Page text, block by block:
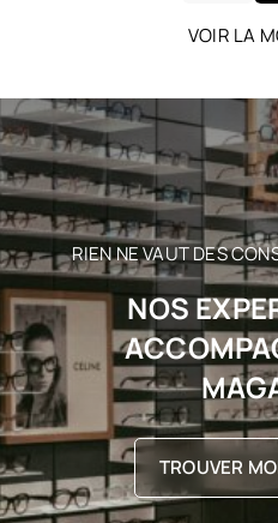
VOIR LA
RIEN NE VAUT DES
NOS
TROUVER